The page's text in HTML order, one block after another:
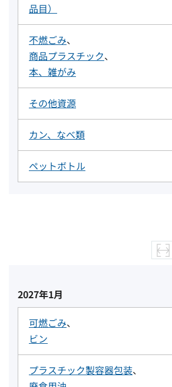
品目）
不燃ごみ、
商品プラスチック、
本、雑がみ
その他資源
カン、なべ類
ペットボトル
2027年1月
可燃ごみ、
ビン
プラスチック製容器包装、